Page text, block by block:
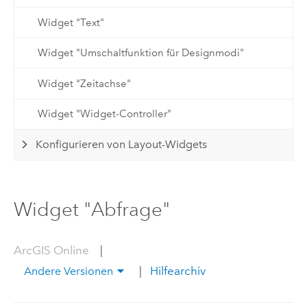
Widget "Text"
Widget "Umschaltfunktion für Designmodi"
Widget "Zeitachse"
Widget "Widget-Controller"
Konfigurieren von Layout-Widgets
Widget "Abfrage"
ArcGIS Online |
Andere Versionen | Hilfearchiv